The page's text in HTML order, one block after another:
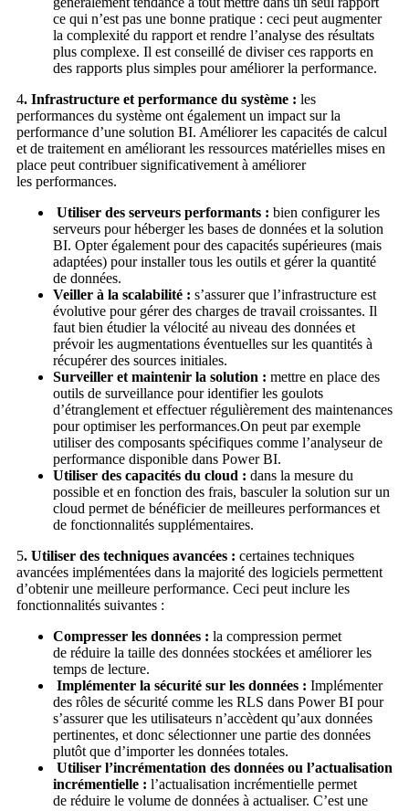
ce qui n’est pas une bonne pratique : ceci peut augmenter
la complexité du rapport et rendre l’analyse des résultats
plus complexe. Il est conseillé de diviser ces rapports en
des rapports plus simples pour améliorer la performance.
4. Infrastructure et performance du système : les
performances du système ont également un impact sur la
performance d’une solution BI. Améliorer les capacités de calcul
et de traitement en améliorant les ressources matérielles mises en
place peut contribuer significativement à améliorer
les performances.
Utiliser des serveurs performants : bien configurer les
serveurs pour héberger les bases de données et la solution
BI. Opter également pour des capacités supérieures (mais
adaptées) pour installer tous les outils et gérer la quantité
de données.
Veiller à la scalabilité : s’assurer que l’infrastructure est
évolutive pour gérer des charges de travail croissantes. Il
faut bien étudier la vélocité au niveau des données et
prévoir les augmentations éventuelles sur les quantités à
récupérer des sources initiales.
Surveiller et maintenir la solution : mettre en place des
outils de surveillance pour identifier les goulots
d’étranglement et effectuer régulièrement des maintenances
pour optimiser les performances.On peut par exemple
utiliser des composants spécifiques comme l’analyseur de
performance disponible dans Power BI.
Utiliser des capacités du cloud : dans la mesure du
possible et en fonction des frais, basculer la solution sur un
cloud permet de bénéficier de meilleures performances et
de fonctionnalités supplémentaires.
5. Utiliser des techniques avancées : certaines techniques
avancées implémentées dans la majorité des logiciels permettent
d’obtenir une meilleure performance. Ceci peut inclure les
fonctionnalités suivantes :
Compresser les données : la compression permet
de réduire la taille des données stockées et améliorer les
temps de lecture.
Implémenter la sécurité sur les données : Implémenter
des rôles de sécurité comme les RLS dans Power BI pour
s’assurer que les utilisateurs n’accèdent qu’aux données
pertinentes, et donc sélectionner une partie des données
plutôt que d’importer les données totales.
Utiliser l’incrémentation des données ou l’actualisation
incrémentielle : l’actualisation incrémentielle permet
de réduire le volume de données à actualiser. C’est une